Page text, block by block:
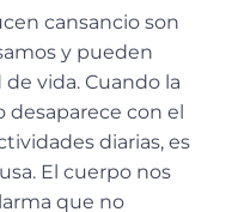
cansancio son
y pueden
vida. Cuando la
desaparece con el
diarias, es
El cuerpo nos
que no